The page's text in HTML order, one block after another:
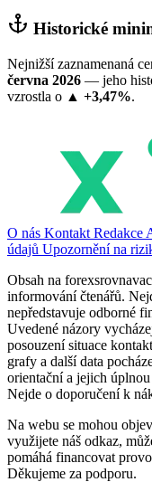
Historické
Nejnižší zaznamenaná
června 2026 — jeho
vzrostla o ▲ +3,47%.
O nás Kontakt Redakce
údajů Upozornění na
Obsah na
informování čtenářů.
nepředstavuje odborné
Uvedené názory
posouzení situace
grafy a další data
orientační a jejich
Nejde o doporučení k
Na webu se mohou
využijete náš odkaz,
pomáhá financovat
Děkujeme za podporu.